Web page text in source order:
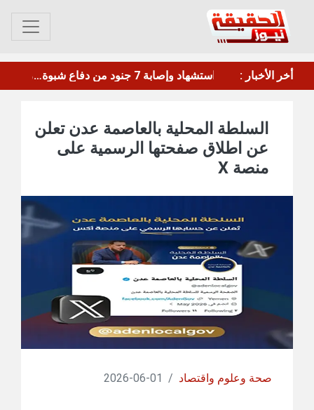
أخر الأخبار : ترامب: أمريكا تحتاج لتعزيز ترسانتها بعد استنزافها بالحرب ضد إيران
السلطة المحلية بالعاصمة عدن تعلن
عن اطلاق صفحتها الرسمية على
منصة X
صحة وعلوم واقتصاد /
01-06-2026